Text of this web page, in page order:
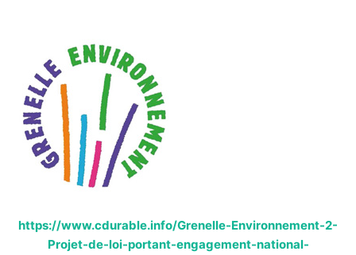
https://www.cdurable.info/Grenelle-Environnement-2-
Projet-de-loi-portant-engagement-national-